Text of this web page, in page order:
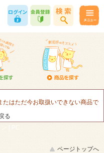
はただ今お取扱いできない商品で
る
|
PC
ページトップへ